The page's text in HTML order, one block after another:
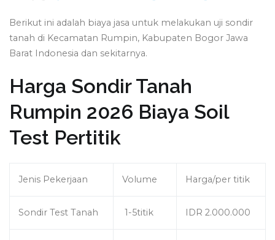
Berikut ini adalah biaya jasa untuk melakukan uji sondir
tanah di Kecamatan Rumpin, Kabupaten Bogor Jawa
Barat Indonesia dan sekitarnya.
Harga Sondir Tanah
Rumpin 2026 Biaya Soil
Test Pertitik
Jenis Pekerjaan Volume Harga/per titik
Sondir Test Tanah 1-5titik IDR 2.000.000